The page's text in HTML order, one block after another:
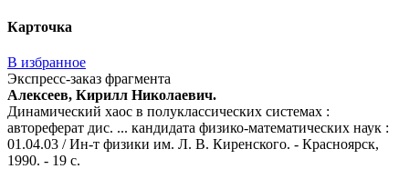
Карточка
В избранное
Экспресс-заказ фрагмента
Алексеев, Кирилл Николаевич.
Динамический хаос в полуклассических системах :
автореферат дис. ... кандидата физико-математических наук :
01.04.03 / Ин-т физики им. Л. В. Киренского. - Красноярск,
1990. - 19 с.